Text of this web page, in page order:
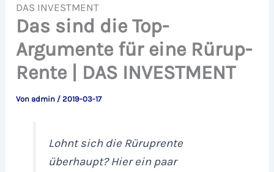
DAS INVESTMENT
Das sind die Top-
Argumente für eine Rürup-
Rente | DAS INVESTMENT
Vonadmin /2019-03-17
Lohnt sich die Rüruprente
überhaupt? Hier ein paar